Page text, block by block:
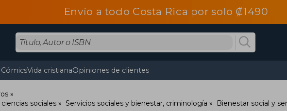
Envío a todo Costa Rica por solo ₡1490
Vida cristianaOpiniones de clientes
sociales
Servicios sociales y bienestar, criminología Bienestar social y